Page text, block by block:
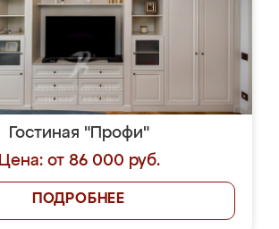
Гостиная "Профи"
Цена: от 86 000 руб.
ПОДРОБНЕЕ